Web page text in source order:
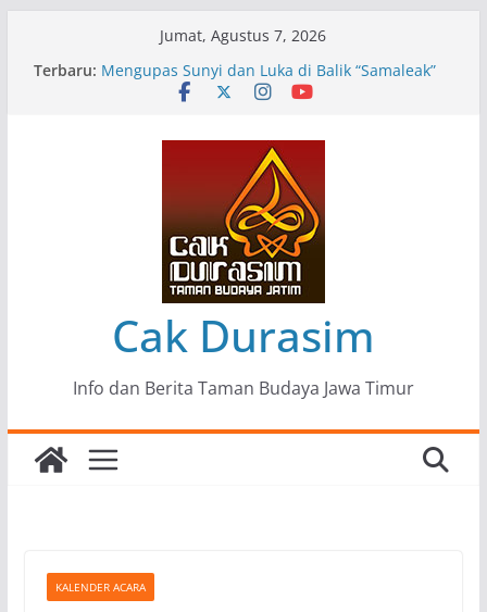
Jumat, Agustus 7, 2026
Terbaru: Pameran Lukisan Komunitas Patria Seni Rupa
Kota Blitar : Ketika “Bergerak” Menjadi Mantra
Mengupas Sunyi dan Luka di Balik “Samaleak”
Menjaga Marwah Seni dan Budaya: Catatan
Kunjungan Kerja Ir. Bambang Haryo Soekartono
(BHS) Anggota DPR RI ke Taman Budaya Jawa
Pameran Tunggal 35 Karya Agus Koecink
“Tumbang Tambang”, Ungkapan Kritis Tentang
Derita Pekerja Pertambangan
Cak Durasim
Info dan Berita Taman Budaya Jawa Timur
KALENDER ACARA